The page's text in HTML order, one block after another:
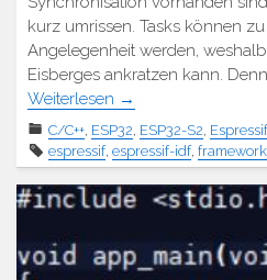
kurz umrissen. Tasks können
Angelegenheit werden,
Eisberges ankratzen kann.
Weiterlesen →
C/C++, ESP32, ESP32-S2,
espressif, espressif-idf, framework